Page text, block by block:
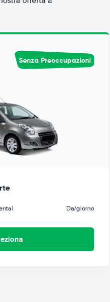
Senza Preoccupazioni
Da/giorno